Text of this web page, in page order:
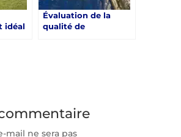
idéal
Évaluation de la
qualité de
mail ne sera pas